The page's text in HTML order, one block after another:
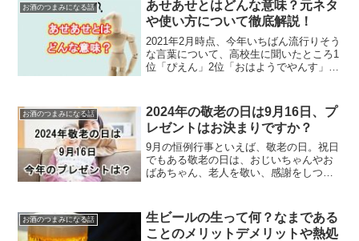
お酒のつまみになる話
あせあせとはどんな意味？元ネタ
や使い方について徹底解説！
2021年2月時点、今年いちばん流行りそう
な言葉について、高校生に聞いたところ1
位「ぴえん」2位「おはようでやんす」3
ていきます。
お酒のつまみになる話
2024年の敬老の日は9月16日、プ
レゼントはお決まりですか？
9月の恒例行事といえば、敬老の日。祝日
でもある敬老の日は、おじいちゃんやお
ばあちゃん、老人を敬い、感謝をしつ
て。
お酒のつまみになる話
生ビールの生って何？なまである
ことのメリットデメリットや熱処